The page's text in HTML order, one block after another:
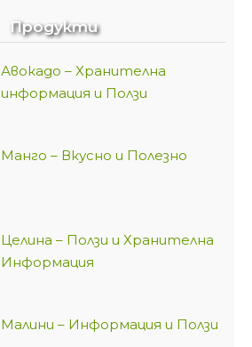
Продукти
Авокадо – Хранителна
информация и Ползи
Манго – Вкусно и Полезно
Целина – Ползи и Хранителна
Информация
Малини – Информация и Ползи